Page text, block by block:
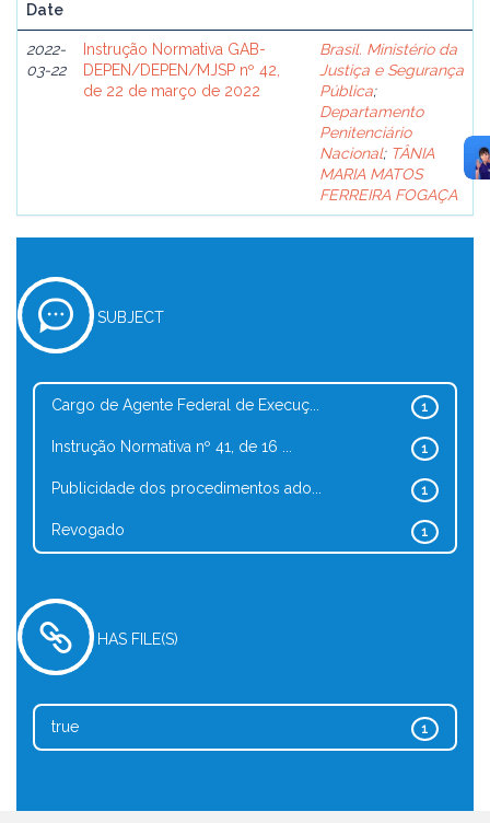
Date
2022-
03-22
Instrução Normativa GAB-
DEPEN/DEPEN/MJSP nº 42,
de 22 de março de 2022
Brasil. Ministério da
Justiça e Segurança
Pública;
Departamento
Penitenciário
Nacional; TÂNIA
MARIA MATOS
FERREIRA FOGAÇA
SUBJECT
1
Cargo de Agente Federal de Execuç...
1
Instrução Normativa nº 41, de 16 ...
1
Publicidade dos procedimentos ado...
1
Revogado
HAS FILE(S)
1
true